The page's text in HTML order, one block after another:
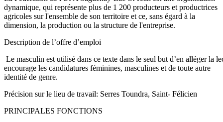
dynamique, qui représente plus de 1 200 producteurs et productrices
agricoles sur l'ensemble de son territoire et ce, sans égard à la
dimension, la production ou la structure de l'entreprise.
Description de l’offre d’emploi
Le masculin est utilisé dans ce texte dans le seul but d’en alléger la
encourage les candidatures féminines, masculines et de toute autre
identité de genre.
Précision sur le lieu de travail: Serres Toundra, Saint- Félicien
PRINCIPALES FONCTIONS